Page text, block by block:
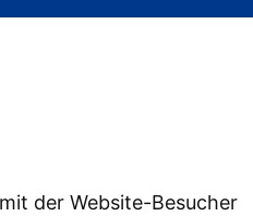
der Website-Besucher